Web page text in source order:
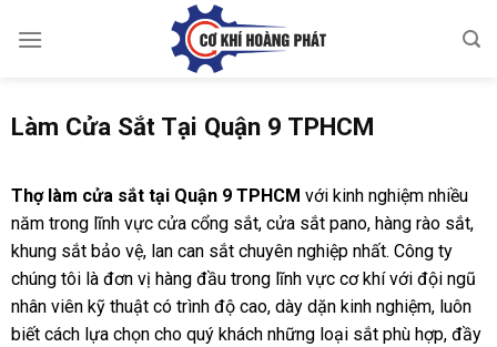
Làm Cửa Sắt Tại Quận 9 TPHCM
Thợ làm cửa sắt tại Quận 9 TPHCM với kinh nghiệm nhiều
năm trong lĩnh vực cửa cổng sắt, cửa sắt pano, hàng rào sắt,
khung sắt bảo vệ, lan can sắt chuyên nghiệp nhất. Công ty
chúng tôi là đơn vị hàng đầu trong lĩnh vực cơ khí với đội ngũ
nhân viên kỹ thuật có trình độ cao, dày dặn kinh nghiệm, luôn
biết cách lựa chọn cho quý khách những loại sắt phù hợp, đầy